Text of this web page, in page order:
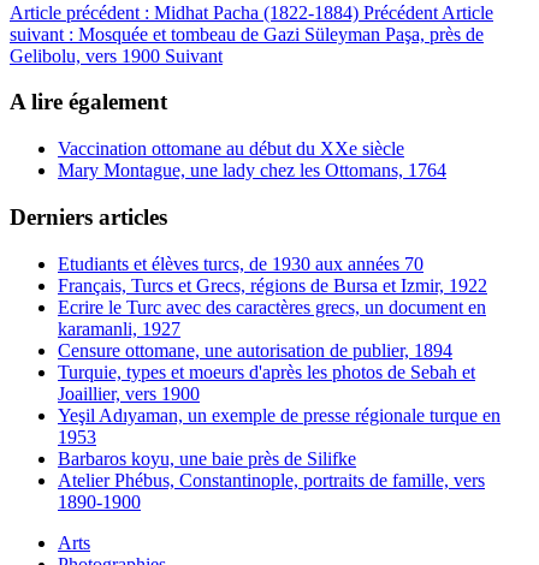
Article précédent : Midhat Pacha (1822-1884) Précédent Article
suivant : Mosquée et tombeau de Gazi Süleyman Paşa, près de
Gelibolu, vers 1900 Suivant
A lire également
Vaccination ottomane au début du XXe siècle
Mary Montague, une lady chez les Ottomans, 1764
Derniers articles
Etudiants et élèves turcs, de 1930 aux années 70
Français, Turcs et Grecs, régions de Bursa et Izmir, 1922
Ecrire le Turc avec des caractères grecs, un document en
karamanli, 1927
Censure ottomane, une autorisation de publier, 1894
Turquie, types et moeurs d'après les photos de Sebah et
Joaillier, vers 1900
Yeşil Adıyaman, un exemple de presse régionale turque en
1953
Barbaros koyu, une baie près de Silifke
Atelier Phébus, Constantinople, portraits de famille, vers
1890-1900
Arts